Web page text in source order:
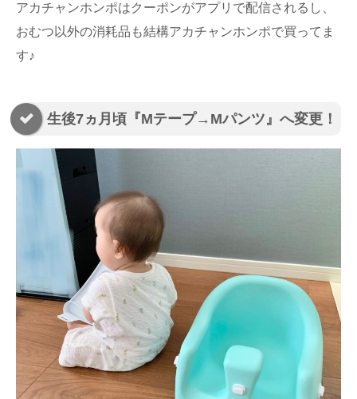
アカチャンホンポはクーポンがアプリで配信されるし、
おむつ以外の消耗品も結構アカチャンホンポで買ってま
す♪
生後7ヵ月頃『Mテープ→Mパンツ』へ変更！